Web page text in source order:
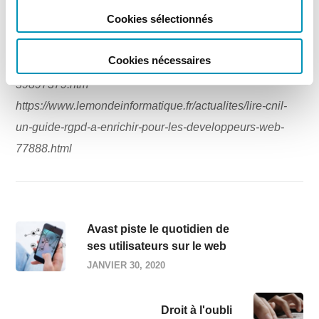
Cookies sélectionnés
Cookies nécessaires
traitement et la portée du consentement.
Source :https://www.zdnet.fr/actualites/rgpd-les-
recommandations-de-la-cnil-pour-les-pros-
39897379.htm
https://www.lemondeinformatique.fr/actualites/lire-cnil-
un-guide-rgpd-a-enrichir-pour-les-developpeurs-web-
77888.html
Avast piste le quotidien de
ses utilisateurs sur le web
JANVIER 30, 2020
Droit à l'oubli